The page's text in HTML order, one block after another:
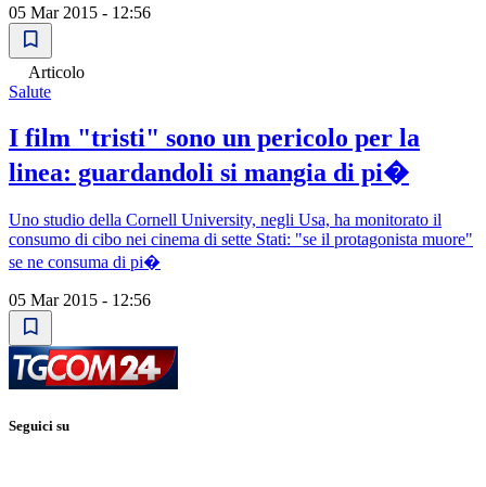
05 Mar 2015 - 12:56
Articolo
Salute
I film "tristi" sono un pericolo per la
linea: guardandoli si mangia di pi�
Uno studio della Cornell University, negli Usa, ha monitorato il
consumo di cibo nei cinema di sette Stati: "se il protagonista muore"
se ne consuma di pi�
05 Mar 2015 - 12:56
Seguici su